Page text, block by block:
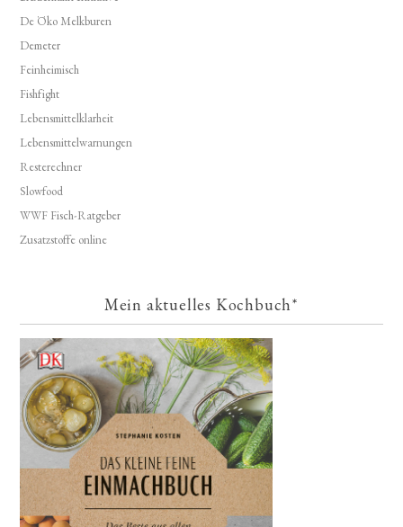
De Öko Melkburen
Demeter
Feinheimisch
Fishfight
Lebensmittelklarheit
Lebensmittelwarnungen
Resterechner
Slowfood
WWF Fisch-Ratgeber
Zusatzstoffe online
Mein aktuelles Kochbuch*